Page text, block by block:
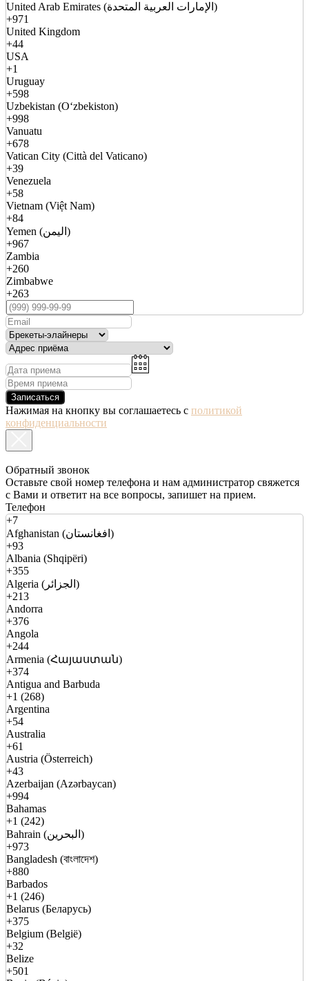
United Arab Emirates (الإمارات العربية المتحدة)
+971
United Kingdom
+44
USA
+1
Uruguay
+598
Uzbekistan (Oʻzbekiston)
+998
Vanuatu
+678
Vatican City (Città del Vaticano)
+39
Venezuela
+58
Vietnam (Việt Nam)
+84
Yemen (اليمن)
+967
Zambia
+260
Zimbabwe
+263
Записаться
Нажимая на кнопку вы соглашаетесь с политикой
конфиденциальности
Обратный звонок
Оставьте свой номер телефона и нам администратор свяжется
с Вами и ответит на все вопросы, запишет на прием.
Телефон
+7
Afghanistan (افغانستان)
+93
Albania (Shqipëri)
+355
Algeria (الجزائر)
+213
Andorra
+376
Angola
+244
Armenia (Հայաստան)
+374
Antigua and Barbuda
+1 (268)
Argentina
+54
Australia
+61
Austria (Österreich)
+43
Azerbaijan (Azərbaycan)
+994
Bahamas
+1 (242)
Bahrain (البحرين)
+973
Bangladesh (বাংলাদেশ)
+880
Barbados
+1 (246)
Belarus (Беларусь)
+375
Belgium (België)
+32
Belize
+501